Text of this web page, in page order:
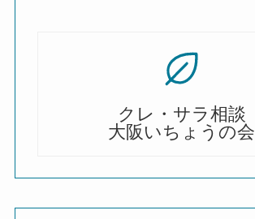
クレ・サラ相談
大阪いちょうの会